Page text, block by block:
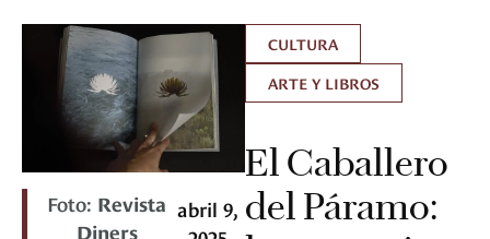
Foto: Revista
Diners
abril 9,
CULTURA
ARTE Y LIBROS
El Caballero
del Páramo: